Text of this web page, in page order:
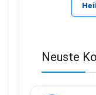
Neuste